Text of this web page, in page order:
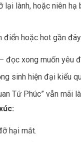
lành, hoặc niên
hoặc hot gần
– đọc xong muốn yêu
sinh hiện đại kiểu
Tứ Phúc” vẫn mãi
hại mắt.